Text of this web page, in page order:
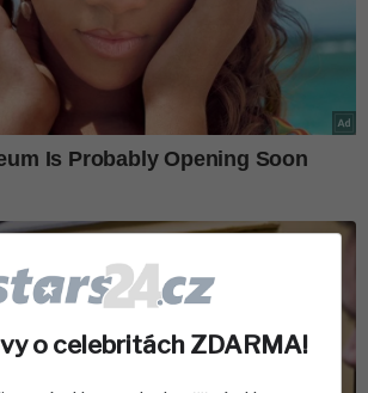
o celebritách ZDARMA!